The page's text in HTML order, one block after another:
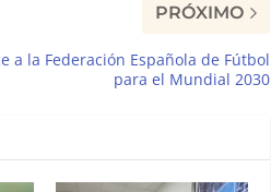
PRÓXIMO
a la Federación Española de Fútbol
para el Mundial 2030